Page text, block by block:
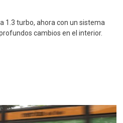
1.3 turbo, ahora con un sistema
cambios en el interior.